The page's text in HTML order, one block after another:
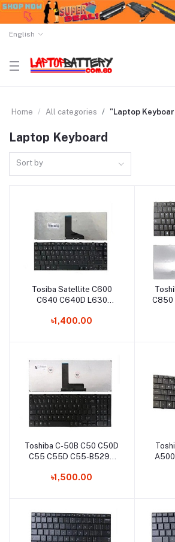
English
Home All categories "Laptop
Laptop Keyboard
Sort by
Add to cart
Tosiba Satellite C600
C640 C640D L630
C645D L600 L600D
৳1,400.00
C850
Add to cart
Toshiba C-50B C50 C50D
C55 C55D C55-B5299
Keyboard
৳1,500.00